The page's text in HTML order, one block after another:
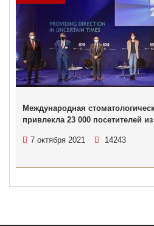
Международная
привлекла 23 000 посетителей из
7 октября 2021 14243